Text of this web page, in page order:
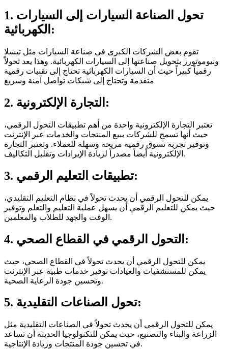
1. تحول الصناعة السيارات إلى السيارات
الكهربائية:
تقوم بعض الشركات الكبرى في صناعة السيارات مثل تيسلا
ونيوموتورز بتحويل صناعتها إلى السيارات الكهربائية. وهذا يعد تحولاً
رقمياً كبيراً حيث أن السيارات الكهربائية تحتاج إلى تقنيات رقمية
متقدمة وتحتاج إلى شبكات تواصل آمنة وسريع
2. التجارة الإلكترونية:
تعتبر التجارة الإلكترونية واحدة من أهم تطبيقات التحول الرقمي،
حيث أنها تسمح للشركات ببيع المنتجات والخدمات عبر الإنترنت
وتوفير تجربة تسوق رقمية مريحة وسهلة للعملاء. وتعتبر التجارة
الإلكترونية أيضاً مصدراً لزيادة الإيرادات وتقليل التكاليف.
3. تطبيقات التعليم الرقمي:
يمكن للتحول الرقمي أن يحدث تحولاً في نظام التعليم التقليدي،
حيث يمكن للتعليم الرقمي أن يسهل عملية التعليم والتعلم وتوفير
الوقت والجهد للطلاب والمعلمين.
4. التحول الرقمي في القطاع الصحي:
يمكن للتحول الرقمي أن يحدث تحولاً في القطاع الصحي، حيث
يمكن للمستشفيات والعيادات توفير خدمات طبية عبر الإنترنت
وتحسين جودة الرعاية الصحية.
5. تحول الصناعات التقليدية:
يمكن للتحول الرقمي أن يحدث تحولاً في الصناعات التقليدية مثل
الزراعة والبناء والتصنيع، حيث يمكن للتكنولوجيا الحديثة أن تساعد
في تحسين جودة المنتجات وزيادة الإنتاجية.